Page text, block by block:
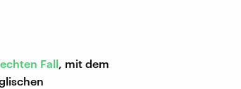
echten Fall, mit dem